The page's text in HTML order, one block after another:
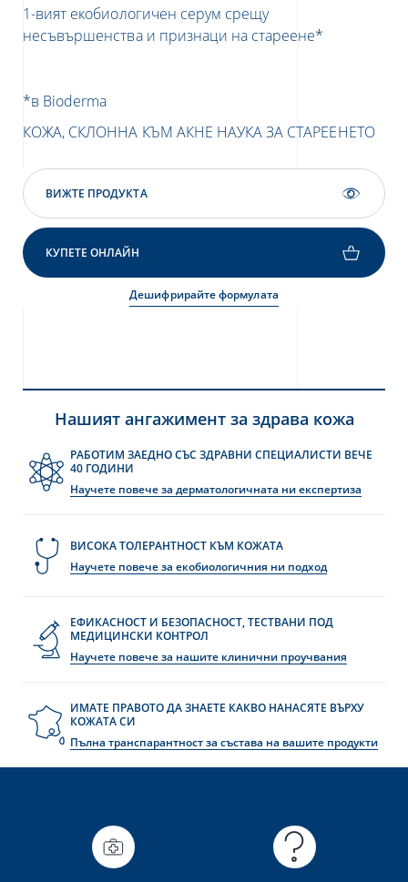
1-вият екобиологичен серум срещу
несъвършенства и признаци на стареене*
*в Bioderma
КОЖА, СКЛОННА КЪМ АКНЕ НАУКА ЗА СТАРЕЕНЕТО
ВИЖТЕ ПРОДУКТА
КУПЕТЕ ОНЛАЙН
Дешифрирайте формулата
Нашият ангажимент за здрава кожа
РАБОТИМ ЗАЕДНО СЪС ЗДРАВНИ СПЕЦИАЛИСТИ ВЕЧЕ
40 ГОДИНИ
Научете повече за дерматологичната ни експертиза
ВИСОКА ТОЛЕРАНТНОСТ КЪМ КОЖАТА
Научете повече за екобиологичния ни подход
ЕФИКАСНОСТ И БЕЗОПАСНОСТ, ТЕСТВАНИ ПОД
МЕДИЦИНСКИ КОНТРОЛ
Научете повече за нашите клинични проучвания
ИМАТЕ ПРАВОТО ДА ЗНАЕТЕ КАКВО НАНАСЯТЕ ВЪРХУ
КОЖАТА СИ
Пълна транспарантност за състава на вашите продукти